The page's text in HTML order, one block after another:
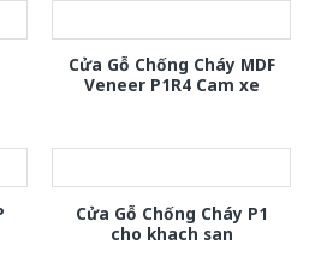
Cửa Gỗ Chống Cháy MDF
Veneer P1R4 Cam xe
Cửa Gỗ Chống Cháy P1
cho khach san